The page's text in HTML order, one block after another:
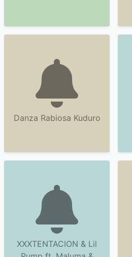
Danza Rabiosa Kuduro
XXXTENTACION & Lil